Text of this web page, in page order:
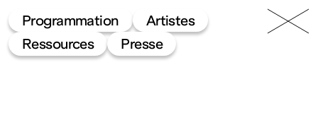
49 Nord
6 Est
Frac
Lorraine
Menu
Programmation
Artistes
Ressources
Presse